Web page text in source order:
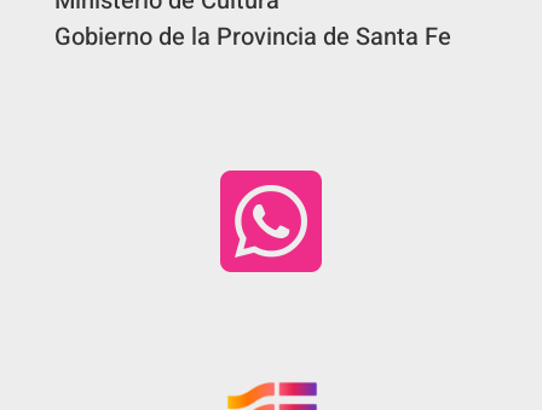
Gobierno de la Provincia de Santa Fe
